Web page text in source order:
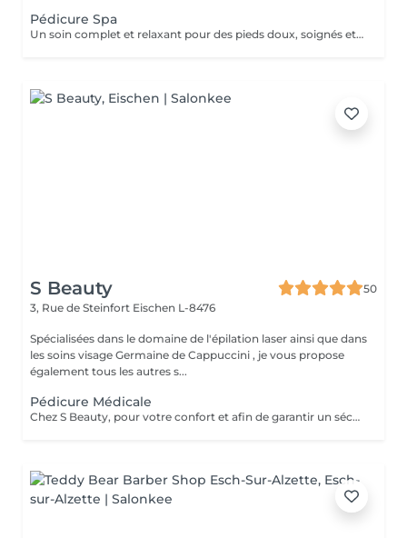
Pédicure Spa
Un soin complet et relaxant pour des pieds doux, soignés et légers. La pédicure Spa allie beauté et bien-être grâce à un protocole en plusieurs étapes : Inclus : bain de pieds, soin des ongles et cuticules, gommage, ponçage des talons, masque nourrissant, massage hydratant. Résultat : des pieds parfaitement nets, régénérés et visiblement rafraîchis. Durée : environ 60 minutes. Un moment de détente profonde et de soin intense, pour des pieds sublimés.
S Beauty
50
3, Rue de Steinfort Eischen L-8476
Spécialisées dans le domaine de l'épilation laser ainsi que dans
les soins visage Germaine de Cappuccini , je vous propose
également tous les autres s...
Pédicure Médicale
Chez S Beauty, pour votre confort et afin de garantir un séchage parfait du vernis classique, nous vous conseillons de venir muni(e) de tongs ou de chaussures ouvertes lors de votre rendez-vous.